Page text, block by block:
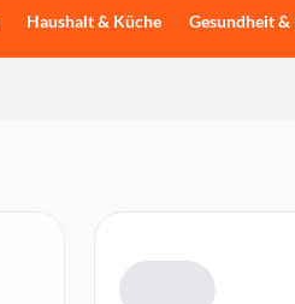
Haushalt & Küche Gesundheit